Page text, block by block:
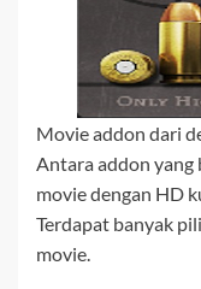
Movie addon dari
Antara addon yang
movie dengan HD
Terdapat banyak
movie.